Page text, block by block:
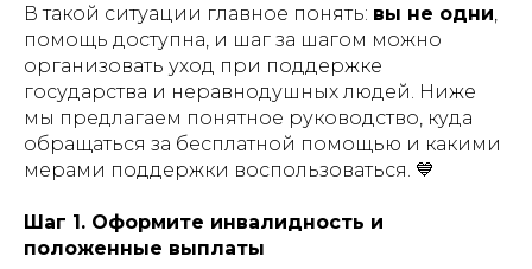
В такой ситуации главное понять: вы не одни,
помощь доступна, и шаг за шагом можно
организовать уход при поддержке
государства и неравнодушных людей. Ниже
мы предлагаем понятное руководство, куда
обращаться за бесплатной помощью и какими
мерами поддержки воспользоваться. 💙
Шаг 1. Оформите инвалидность и
положенные выплаты